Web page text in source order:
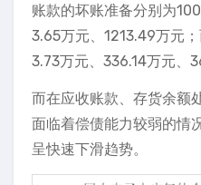
账款的坏账准备分别为
3.65万元、1213.49万元
3.73万元、336.14万元、
而在应收账款、存货余额
面临着偿债能力较弱的情
呈快速下滑趋势。